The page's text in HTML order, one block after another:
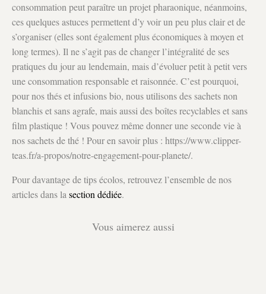
consommation peut paraître un projet pharaonique, néanmoins,
ces quelques astuces permettent d’y voir un peu plus clair et de
s’organiser (elles sont également plus économiques à moyen et
long termes). Il ne s’agit pas de changer l’intégralité de ses
pratiques du jour au lendemain, mais d’évoluer petit à petit vers
une consommation responsable et raisonnée. C’est pourquoi,
pour nos thés et infusions bio, nous utilisons des sachets non
blanchis et sans agrafe, mais aussi des boîtes recyclables et sans
film plastique ! Vous pouvez même donner une seconde vie à
nos sachets de thé ! Pour en savoir plus : https://www.clipper-
teas.fr/a-propos/notre-engagement-pour-planete/.
Pour davantage de tips écolos, retrouvez l’ensemble de nos
articles dans la section dédiée.
Vous aimerez aussi